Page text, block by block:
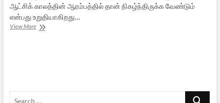
ஆட்சிக் காலத்தின் ஆரம்பத்தில் தான் நிகழ்ந்திருக்க வேண்டும்
என்பது உறுதியாகிறது…
View Moreசாதிகள்
Search